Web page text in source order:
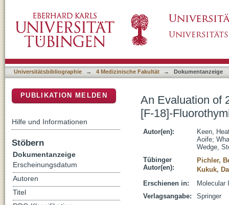
in Human Tumor Xenograft Models
Universitätsbibliographie → 4 Medizinische Fakultät → Dokumentanzeige
An Evaluation of
[F-18]-
Autor(en):
Keen,
Aoife;
Wedge,
Tübinger
Autor(en):
Pichler,
Kukuk,
Erschienen in:
Molecular
Verlagsangabe:
Springer
PUBLIKATION MELDEN
Hilfe und Informationen
Stöbern
Dokumentanzeige
Erscheinungsdatum
Autoren
Titel